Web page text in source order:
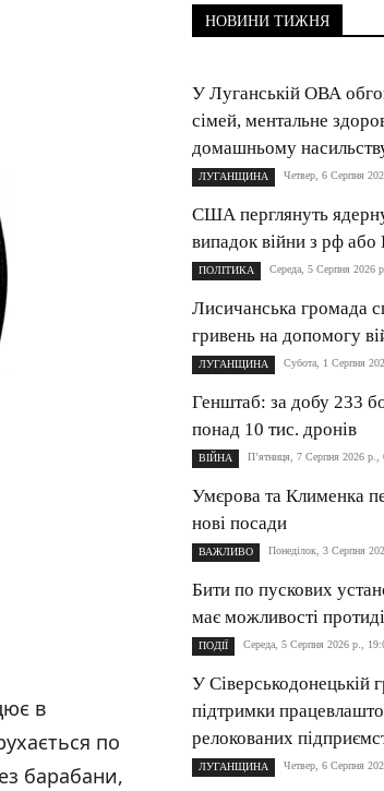
в
по
барабани,
НОВИНИ ТИЖНЯ
У Луганській ОВА
сімей, ментальне
домашньому
ЛУГАНЩИНА Четвер, 6 Серпня
США перглянуть
випадок війни з рф або
ПОЛІТИКА Середа, 5 Серпня 2026
Лисичанська громада
гривень на допомогу
ЛУГАНЩИНА Субота, 1 Серпня
Генштаб: за добу 233
понад 10 тис. дронів
ВІЙНА П’ятниця, 7 Серпня 2026 р.,
Умєрова та Клименка
нові посади
ВАЖЛИВО Понеділок, 3 Серпня
Бити по пускових
має можливості
ПОДІЇ Середа, 5 Серпня 2026 р.,
У Сіверськодонецькій
підтримки
релокованих
ЛУГАНЩИНА Четвер, 6 Серпня